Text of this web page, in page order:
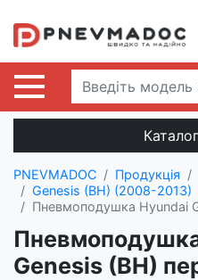
PNEVMADOC Продукція
Genesis (BH) (2008-2013)
Пневмоподушка Hyundai
Genesis (BH)